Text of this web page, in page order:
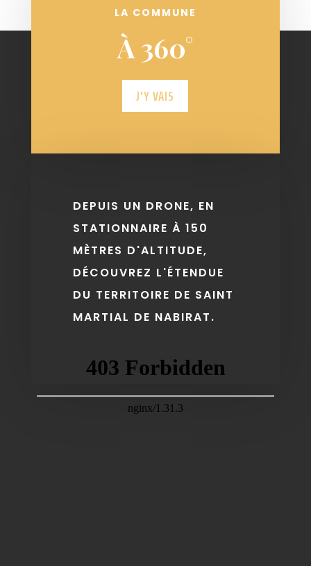
LA COMMUNE
À 360°
J'Y VAIS
DEPUIS UN DRONE, EN
STATIONNAIRE À 150
MÈTRES D'ALTITUDE,
DÉCOUVREZ L'ÉTENDUE
DU TERRITOIRE DE SAINT
MARTIAL DE NABIRAT.